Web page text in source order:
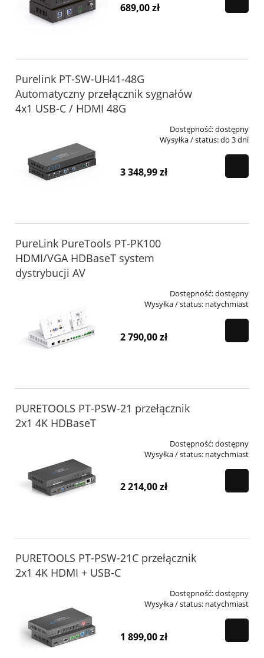
689,00 zł
Purelink PT-SW-UH41-48G
Automatyczny przełącznik sygnałów
4x1 USB-C / HDMI 48G
Dostępność:dostępny
Wysyłka / status:do 3 dni
3 348,99 zł
PureLink PureTools PT-PK100
HDMI/VGA HDBaseT system
dystrybucji AV
Dostępność:dostępny
Wysyłka / status: natychmiast
2 790,00 zł
PURETOOLS PT-PSW-21 przełącznik
2x1 4K HDBaseT
Dostępność:dostępny
Wysyłka / status: natychmiast
2 214,00 zł
PURETOOLS PT-PSW-21C przełącznik
2x1 4K HDMI + USB-C
Dostępność:dostępny
Wysyłka / status: natychmiast
1 899,00 zł